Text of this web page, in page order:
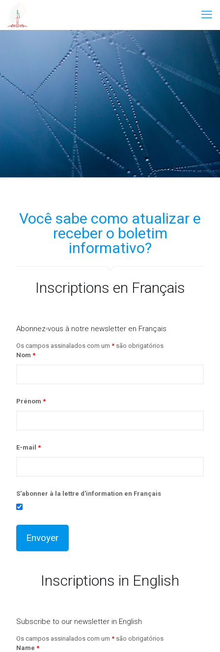
Você sabe como atualizar e
receber o boletim
informativo?
Inscriptions en Français
Abonnez-vous à notre newsletter en Français
Os campos assinalados com um * são obrigatórios
Nom *
Prénom *
E-mail *
S'abonner à la lettre d'information en Français
Inscriptions in English
Subscribe to our newsletter in English
Os campos assinalados com um * são obrigatórios
Name *